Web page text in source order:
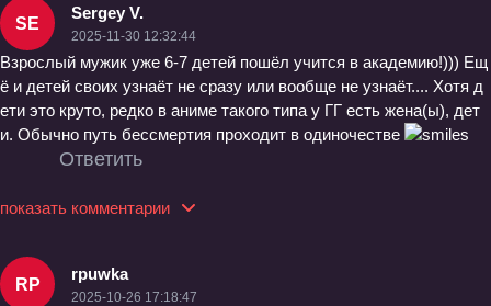
SE
Sergey V.
2025-11-30 12:32:44
Взрослый мужик уже 6-7 детей пошёл учится в академию!))) Ещ
ё и детей своих узнаёт не сразу или вообще не узнаёт.... Хотя д
ети это круто, редко в аниме такого типа у ГГ есть жена(ы), дет
и. Обычно путь бессмертия проходит в одиночестве
Ответить
показать комментарии
RP
rpuwka
2025-10-26 17:18:47